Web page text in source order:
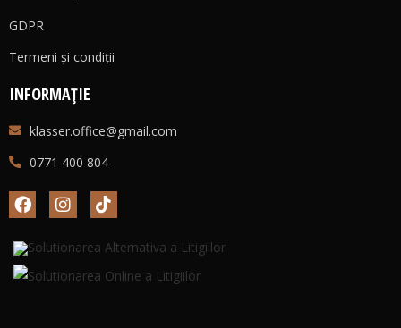
GDPR
Termeni și condiții
INFORMAȚIE
klasser.office@gmail.com
0771 400 804